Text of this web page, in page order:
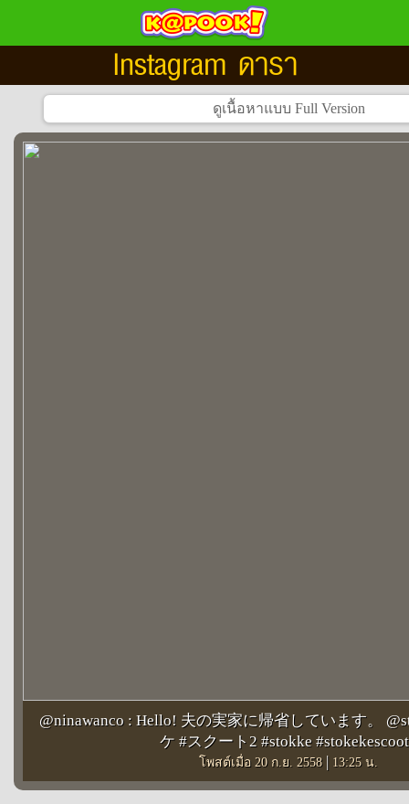
Instagram ดารา
@ninawanco : Hello! 夫の実家に帰省しています。
ケ #スクート2 #stokke
โพสต์เมื่อ 20 ก.ย. 2558 | 13:25 น.